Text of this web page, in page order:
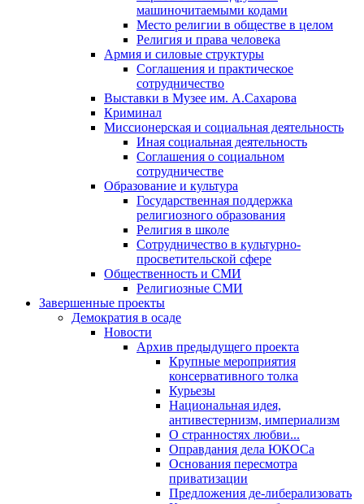
машиночитаемыми кодами
Место религии в обществе в целом
Религия и права человека
Армия и силовые структуры
Соглашения и практическое
сотрудничество
Выставки в Музее им. А.Сахарова
Криминал
Миссионерская и социальная деятельность
Иная социальная деятельность
Соглашения о социальном
сотрудничестве
Образование и культура
Государственная поддержка
религиозного образования
Религия в школе
Сотрудничество в культурно-
просветительской сфере
Общественность и СМИ
Религиозные СМИ
Завершенные проекты
Демократия в осаде
Новости
Архив предыдущего проекта
Крупные мероприятия
консервативного толка
Курьезы
Национальная идея,
антивестернизм, империализм
О странностях любви...
Оправдания дела ЮКОСа
Основания пересмотра
приватизации
Предложения де-либерализовать